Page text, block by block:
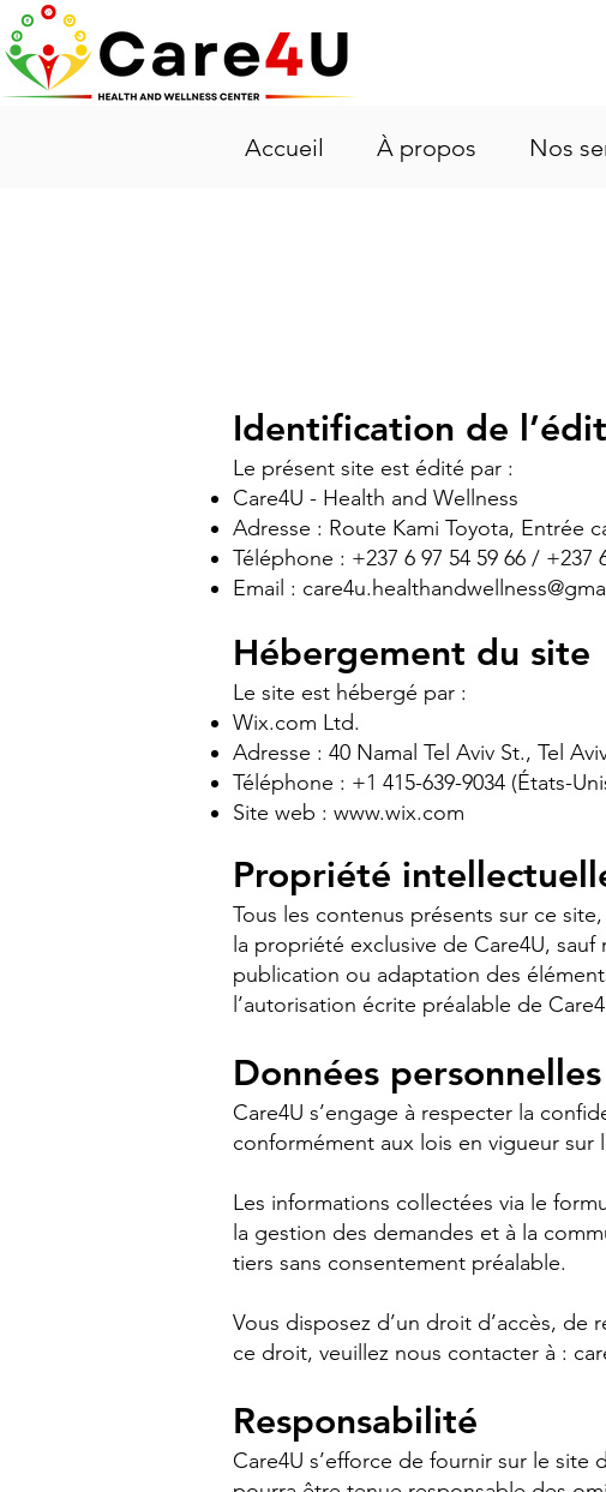
Accueil À propos Nos
Identification de
Le présent site est édité par :
Care4U - Health and Wellness
Adresse : Route Kami Toyota, Entrée
Téléphone : +237 6 97 54 59 66 / +237
Email :
Hébergement du site
Le site est hébergé par :
Wix.com Ltd.
Adresse : 40 Namal Tel Aviv St., Tel
Téléphone : +1 415-639-9034 (États-
Site web : www.wix.com
Propriété
Tous les contenus présents sur ce
la propriété exclusive de Care4U,
publication ou adaptation des
l’autorisation écrite préalable de
Données personnelles
Care4U s’engage à respecter la
conformément aux lois en vigueur
Les informations collectées via le
la gestion des demandes et à la
tiers sans consentement préalable.
Vous disposez d’un droit d’accès,
ce droit, veuillez nous contacter à :
Responsabilité
Care4U s’efforce de fournir sur le site